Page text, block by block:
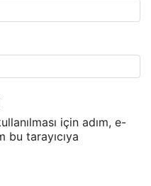
için adım, e-
bu tarayıcıya